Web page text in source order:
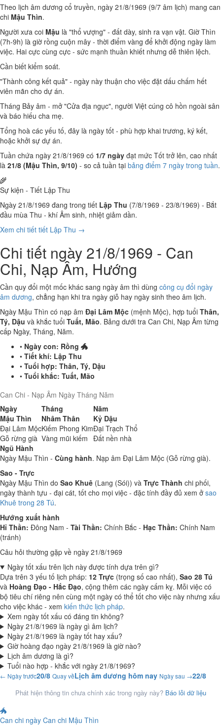
Theo lịch âm dương cổ truyền, ngày 21/8/1969 (9/7 âm lịch) mang can
chi Mậu Thìn.
Người xưa coi Mậu là "thổ vượng" - đất dày, sinh ra vạn vật. Giờ Thìn
(7h-9h) là giờ rồng cuộn mây - thời điểm vàng để khởi động ngày làm
việc. Hai cực cùng cực - sức mạnh thuần khiết nhưng dễ thiên lệch.
Cần biết kiểm soát.
"Thành công kết quả" - ngày này thuận cho việc đặt dấu chấm hết
viên mãn cho dự án.
Tháng Bảy âm - mở "Cửa địa ngục", người Việt cúng cô hồn ngoài sân
và báo hiếu cha mẹ.
Tổng hoà các yếu tố, đây là ngày tốt - phù hợp khai trương, ký kết,
hoặc khởi sự dự án.
Tuần chứa ngày 21/8/1969 có 1/7 ngày đạt mức Tốt trở lên, cao nhất
là 21/8 (Mậu Thìn, 9/10) - so cả tuần tại bảng điểm 7 ngày trong tuần.
🌾
Sự kiện - Tiết Lập Thu
Ngày 21/8/1969 đang trong tiết Lập Thu (7/8/1969 - 23/8/1969) - Bắt
đầu mùa Thu - khí Âm sinh, nhiệt giảm dần.
Xem chi tiết tiết Lập Thu →
Chi tiết ngày 21/8/1969 - Can
Chi, Nạp Âm, Hướng
Cần quy đổi một mốc khác sang ngày âm thì dùng công cụ đổi ngày
âm dương, chẳng hạn khi tra ngày giỗ hay ngày sinh theo âm lịch.
Ngày Mậu Thìn có nạp âm Đại Lâm Mộc (mệnh Mộc), hợp tuổi Thân,
Tý, Dậu và khắc tuổi Tuất, Mão. Bảng dưới tra Can Chi, Nạp Âm từng
cấp Ngày, Tháng, Năm.
• Ngày con: Rồng 🐲
• Tiết khí: Lập Thu
• Tuổi hợp: Thân, Tý, Dậu
• Tuổi khắc: Tuất, Mão
Can Chi - Nạp Âm Ngày Tháng Năm
Ngày
Tháng
Năm
Mậu Thìn
Nhâm Thân
Kỷ Dậu
Đại Lâm MộcKiếm Phong KimĐại Trạch Thổ
Gỗ rừng già Vàng mũi kiếm Đất nền nhà
Ngũ Hành
Ngày Mậu Thìn - Cùng hành. Nạp âm Đại Lâm Mộc (Gỗ rừng già).
Sao - Trực
Ngày Mậu Thìn do Sao Khuê (Lang (Sói)) và Trực Thành chi phối,
ngày thành tựu - đại cát, tốt cho mọi việc - đặc tính đầy đủ xem ở sao
Khuê trong 28 Tú.
Hướng xuất hành
Hỉ Thần: Đông Nam - Tài Thần: Chính Bắc - Hạc Thần: Chính Nam
(tránh)
Câu hỏi thường gặp về ngày 21/8/1969
Ngày tốt xấu trên lịch này được tính dựa trên gì?
Dựa trên 3 yếu tố lịch pháp: 12 Trực (trọng số cao nhất), Sao 28 Tú
và Hoàng Đạo - Hắc Đạo, cộng thêm các ngày cấm kỵ. Mỗi việc có
bộ tiêu chí riêng nên cùng một ngày có thể tốt cho việc này nhưng xấu
cho việc khác - xem kiến thức lịch pháp.
Xem ngày tốt xấu có đáng tin không?
Ngày 21/8/1969 là ngày gì âm lịch?
Ngày 21/8/1969 là ngày tốt hay xấu?
Giờ hoàng đạo ngày 21/8/1969 là giờ nào?
Lịch âm dương là gì?
Tuổi nào hợp - khắc với ngày 21/8/1969?
← Ngày trước20/8 Quay vềLịch âm dương hôm nay Ngày sau →22/8
Phát hiện thông tin chưa chính xác trong ngày này? Báo lỗi dữ liệu
🐲
Can chi ngày Can chi Mậu Thìn